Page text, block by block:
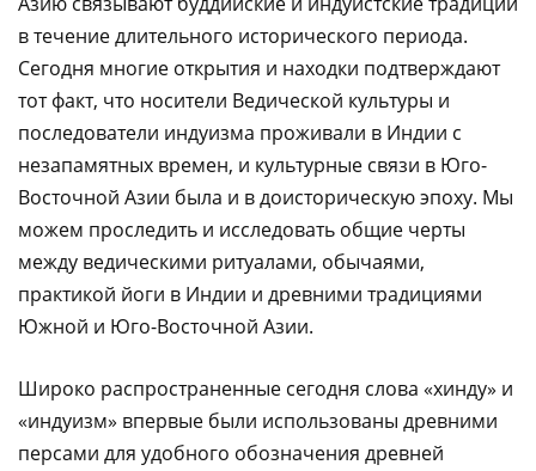
в течение длительного исторического периода.
Сегодня многие открытия и находки подтверждают
тот факт, что носители Ведической культуры и
последователи индуизма проживали в Индии с
незапамятных времен, и культурные связи в Юго-
Восточной Азии была и в доисторическую эпоху. Мы
можем проследить и исследовать общие черты
между ведическими ритуалами, обычаями,
практикой йоги в Индии и древними традициями
Южной и Юго-Восточной Азии.
Широко распространенные сегодня слова «хинду» и
«индуизм» впервые были использованы древними
персами для удобного обозначения древней